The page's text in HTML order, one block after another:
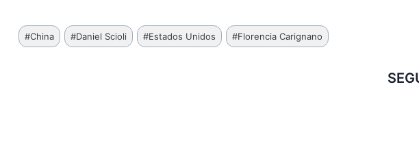
Etiquetas
de
#China #Daniel Scioli #Estados Unidos #Florencia Carignano